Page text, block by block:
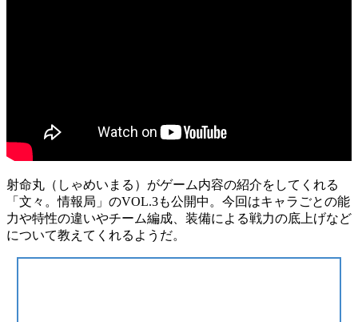
射命丸（しゃめいまる）がゲーム内容の紹介をしてくれる
「文々。情報局」のVOL.3も公開中。今回はキャラごとの能
力や特性の違いやチーム編成 、装備による戦力の底上げなど
について教えてくれるようだ。